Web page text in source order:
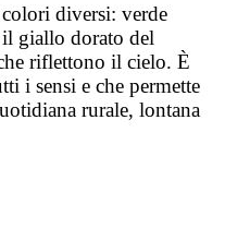
diversi: verde
giallo dorato del
riflettono il cielo. È
i sensi e che permette
rurale, lontana